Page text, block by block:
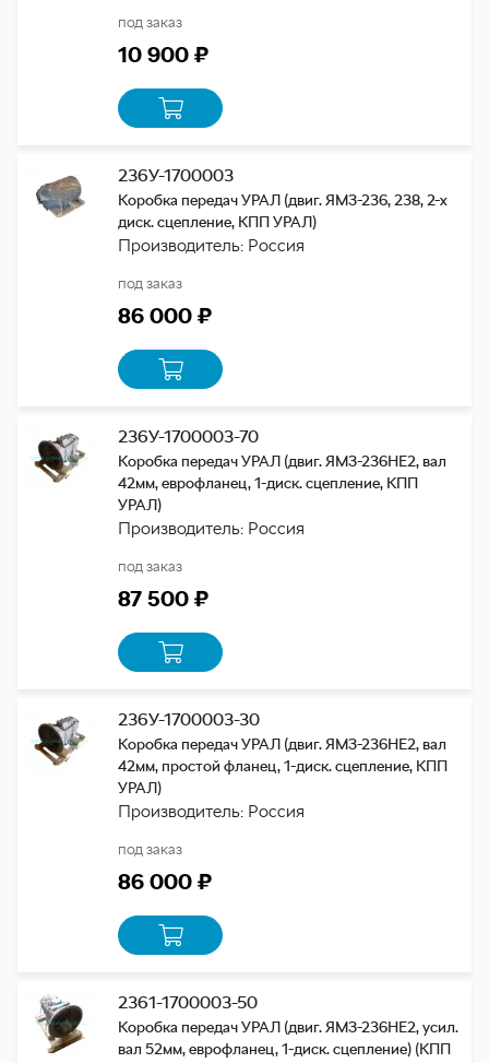
под заказ
10 900 ₽
236У-1700003
Коробка передач УРАЛ (двиг. ЯМЗ-236, 238, 2-х
диск. сцепление, КПП УРАЛ)
Производитель: Россия
под заказ
86 000 ₽
236У-1700003-70
Коробка передач УРАЛ (двиг. ЯМЗ-236НЕ2, вал
42мм, еврофланец, 1-диск. сцепление, КПП
УРАЛ)
Производитель: Россия
под заказ
87 500 ₽
236У-1700003-30
Коробка передач УРАЛ (двиг. ЯМЗ-236НЕ2, вал
42мм, простой фланец, 1-диск. cцепление, КПП
УРАЛ)
Производитель: Россия
под заказ
86 000 ₽
2361-1700003-50
Коробка передач УРАЛ (двиг. ЯМЗ-236НЕ2, усил.
вал 52мм, еврофланец, 1-диск. сцепление) (КПП